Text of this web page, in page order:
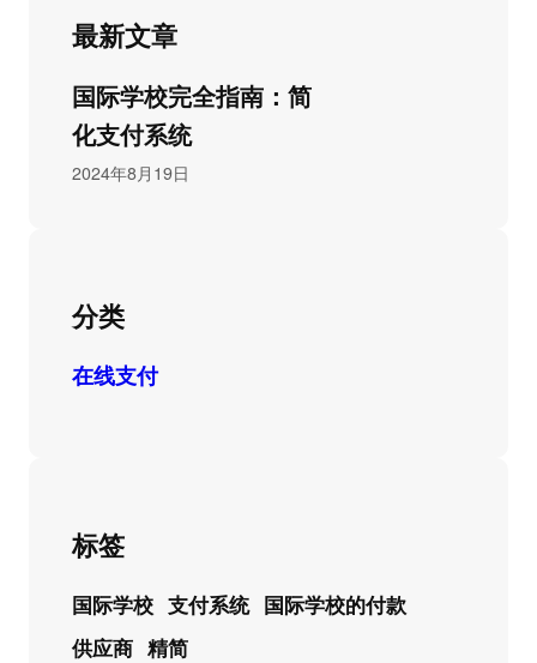
最新文章
国际学校完全指南：简
化支付系统
2024年8月19日
分类
在线支付
标签
国际学校 支付系统 国际学校的付款
供应商 精简